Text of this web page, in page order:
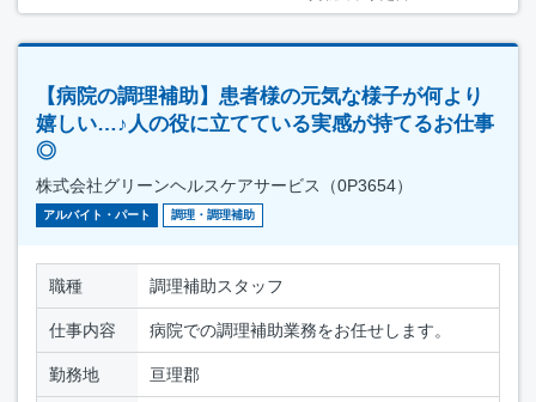
【病院の調理補助】患者様の元気な様子が何より
嬉しい…♪人の役に立てている実感が持てるお仕事
◎
株式会社グリーンヘルスケアサービス（0P3654）
アルバイト・パート 調理・調理補助
職種 調理補助スタッフ
仕事内容 病院での調理補助業務をお任せします。
勤務地 亘理郡